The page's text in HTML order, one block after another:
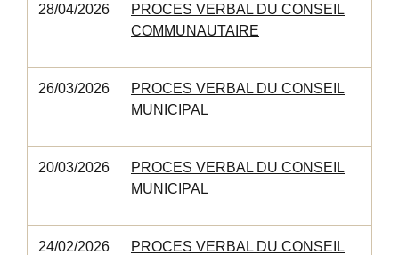
28/04/2026
PROCES VERBAL DU CONSEIL
COMMUNAUTAIRE
26/03/2026
PROCES VERBAL DU CONSEIL
MUNICIPAL
20/03/2026
PROCES VERBAL DU CONSEIL
MUNICIPAL
24/02/2026
PROCES VERBAL DU CONSEIL